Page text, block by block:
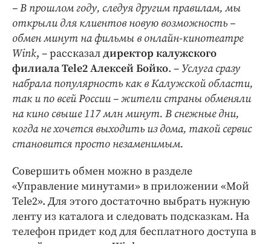
– В прошлом году, следуя другим правилам, мы
открыли для клиентов новую возможность –
обмен минут на фильмы в онлайн-кинотеатре
Wink, – рассказалдиректор калужского
филиала Tele2 Алексей Бойко. – Услуга сразу
набрала популярность как в Калужской области,
так и по всей России – жители страны обменяли
на кино свыше 117 млн минут. В снежные дни,
когда не хочется выходить из дома, такой сервис
становится просто незаменимым.
Совершить обмен можно в разделе
«Управление минутами» в приложении «Мой
Tele2». Для этого достаточно выбрать нужную
ленту из каталога и следовать подсказкам. На
телефон придет код для бесплатного доступа в